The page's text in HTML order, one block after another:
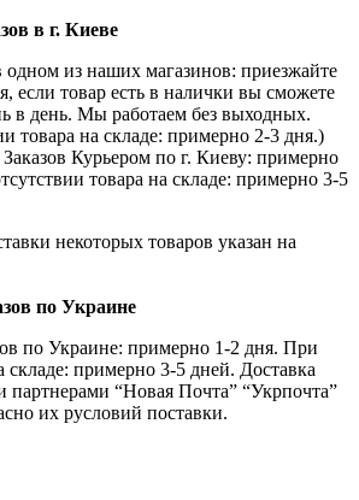
в г. Киеве
одном из наших магазинов: приезжайте
если товар есть в налички вы сможете
в день. Мы работаем без выходных.
товара на складе: примерно 2-3 дня.)
Курьером по г. Киеву: примерно
товара на складе: примерно 3-5
некоторых товаров указан на
по Украине
по Украине: примерно 1-2 дня. При
складе: примерно 3-5 дней. Доставка
“Новая Почта” “Укрпочта”
их русловий поставки.